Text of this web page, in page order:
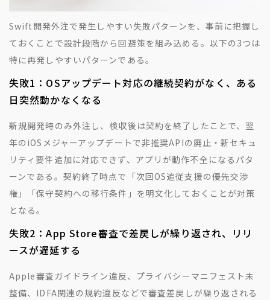
Swift開発外注で発生しやすい失敗パターンを、事前に把握し
ておくことで設計段階から回避策を組み込める。以下の3つは
特に再発しやすいパターンである。
失敗1：OSアップデート対応の継続契約がなく、ある
日突然動かなくなる
新規開発時のみ外注し、検収後は契約を終了したことで、翌
年のiOSメジャーアップデートで非推奨APIの廃止・新セキュ
リティ要件追加に対応できず、アプリが動作不全になるパタ
ーンである。契約終了時点で「次回OS追従支援の優先交渉
権」「保守契約への移行条件」を明文化しておくことが対策
となる。
失敗2：App Store審査で差戻しが繰り返され、リリ
ースが遅延する
Apple審査ガイドライン違反、プライバシーマニフェスト未
整備、IDFA関連の規約違反などで審査差戻しが繰り返される